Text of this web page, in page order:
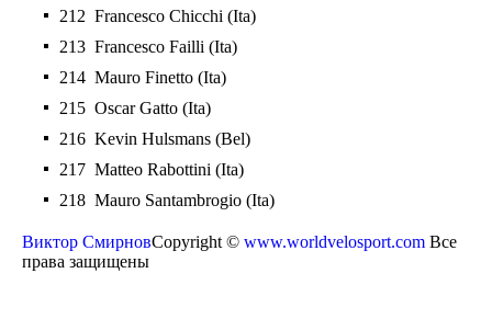
212 Francesco Chicchi (Ita)
213 Francesco Failli (Ita)
214 Mauro Finetto (Ita)
215 Oscar Gatto (Ita)
216 Kevin Hulsmans (Bel)
217 Matteo Rabottini (Ita)
218 Mauro Santambrogio (Ita)
Виктор СмирновCopyright © www.worldvelosport.com Все
права защищены